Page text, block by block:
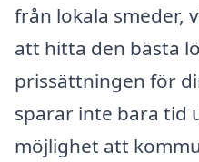
från lokala smeder,
att hitta den bästa
prissättningen för
sparar inte bara tid
möjlighet att